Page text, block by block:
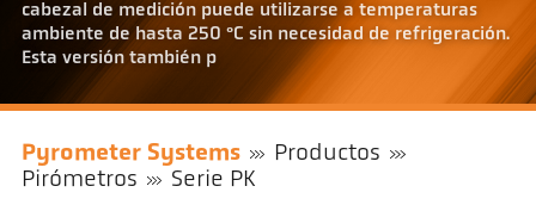
cabezal de medición puede utilizarse a temperaturas
ambiente de hasta 250 °C sin necesidad de refrigeración.
Esta versión también p
Pyrometer Systems
Productos
Pirómetros
Serie PK